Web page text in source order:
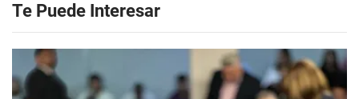
Te Puede Interesar